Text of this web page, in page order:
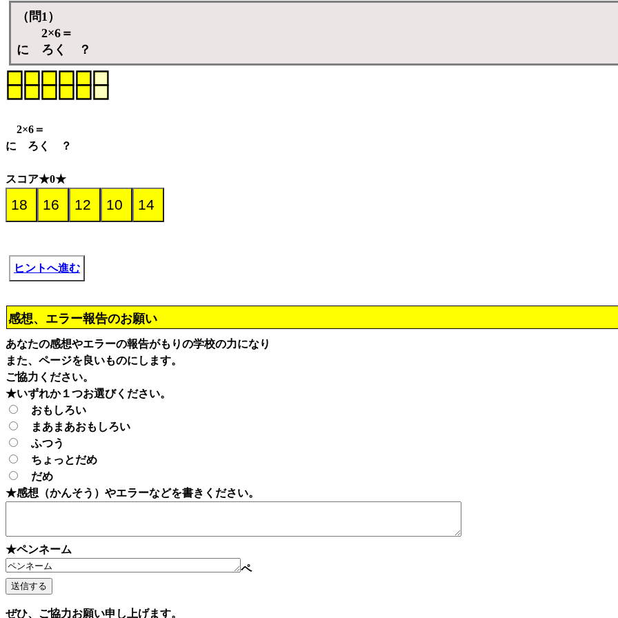
（問1）
2×6＝
に ろく ？
2×6＝
に ろく ？
スコア★0★
ヒントへ進む
感想、エラー報告のお願い
あなたの感想やエラーの報告がもりの学校の力になり
また、ページを良いものにします。
ご協力ください。
★いずれか１つお選びください。
おもしろい
まあまあおもしろい
ふつう
ちょっとだめ
だめ
★感想（かんそう）やエラーなどを書きください。
★ペンネーム
ペ
ぜひ、ご協力お願い申し上げます。